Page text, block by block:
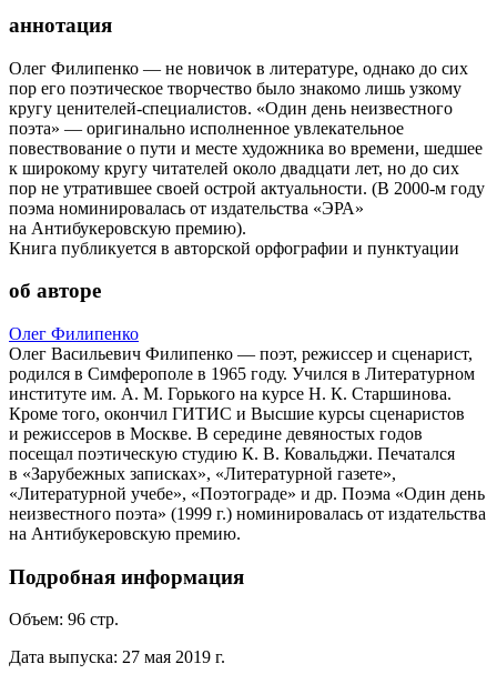
аннотация
Олег Филипенко — не новичок в литературе, однако до сих
пор его поэтическое творчество было знакомо лишь узкому
кругу ценителей-специалистов. «Один день неизвестного
поэта» — оригинально исполненное увлекательное
повествование о пути и месте художника во времени, шедшее
к широкому кругу читателей около двадцати лет, но до сих
пор не утратившее своей острой актуальности. (В 2000-м году
поэма номинировалась от издательства «ЭРА»
на Антибукеровскую премию).
Книга публикуется в авторской орфографии и пунктуации
об авторе
Олег Филипенко
Олег Васильевич Филипенко — поэт, режиссер и сценарист,
родился в Симферополе в 1965 году. Учился в Литературном
институте им. А. М. Горького на курсе Н. К. Старшинова.
Кроме того, окончил ГИТИС и Высшие курсы сценаристов
и режиссеров в Москве. В середине девяностых годов
посещал поэтическую студию К. В. Ковальджи. Печатался
в «Зарубежных записках», «Литературной газете»,
«Литературной учебе», «Поэтограде» и др. Поэма «Один день
неизвестного поэта» (1999 г.) номинировалась от издательства
на Антибукеровскую премию.
Подробная информация
Объем: 96 стр.
Дата выпуска: 27 мая 2019 г.